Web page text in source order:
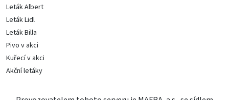
Leták Albert
Leták Lidl
Leták Billa
Pivo v akci
Kuřecí v akci
Akční letáky